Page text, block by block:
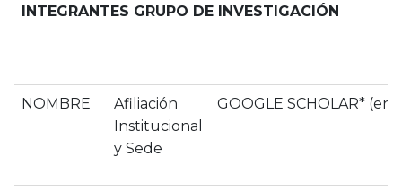
INTEGRANTES GRUPO DE INVESTIGACIÓN
NOMBRE
Afiliación
Institucional
y Sede
GOOGLE SCHOLAR*